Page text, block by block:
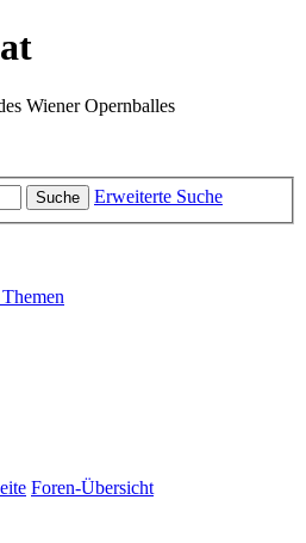
Wiener Opernballes
Suche Erweiterte Suche
Foren-Übersicht